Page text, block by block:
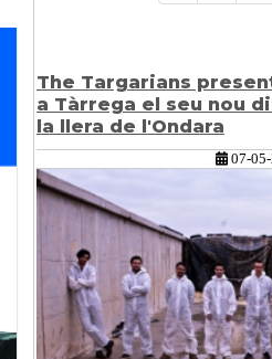
The Targarians
a Tàrrega el seu nou
la llera de l'Ondara
07-